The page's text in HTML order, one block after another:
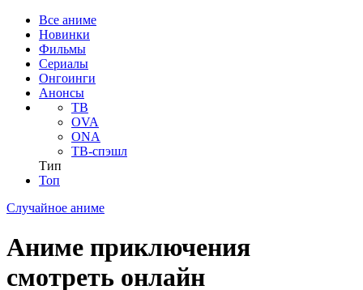
Все аниме
Новинки
Фильмы
Сериалы
Онгоинги
Анонсы
ТВ
OVA
ONA
ТВ-спэшл
Тип
Топ
Случайное аниме
Аниме приключения
смотреть онлайн